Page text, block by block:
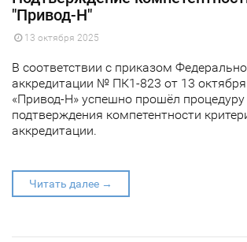
"Привод-Н"
13 октября 2025
В соответствии с приказом
аккредитации № ПК1-823 от 13
«Привод-Н» успешно прошёл процедуру
подтверждения компетентности
аккредитации.
Читать далее →